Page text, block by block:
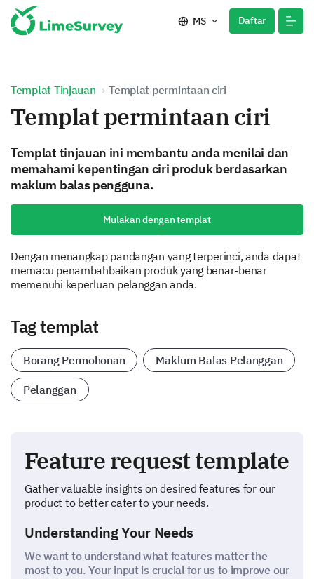
MS Daftar
Templat Tinjauan Templat permintaan ciri
Templat permintaan ciri
Templat tinjauan ini membantu anda menilai dan
memahami kepentingan ciri produk berdasarkan
maklum balas pengguna.
Mulakan dengan templat
Dengan menangkap pandangan yang terperinci, anda dapat
memacu penambahbaikan produk yang benar-benar
memenuhi keperluan pelanggan anda.
Tag templat
Borang Permohonan Maklum Balas Pelanggan
Pelanggan
Feature request template
Gather valuable insights on desired features for our
product to better cater to your needs.
Understanding Your Needs
We want to understand what features matter the
most to you. Your input is crucial for us to improve our